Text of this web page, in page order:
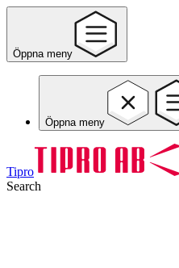
Öppna meny
Öppna meny
Tipro
Search